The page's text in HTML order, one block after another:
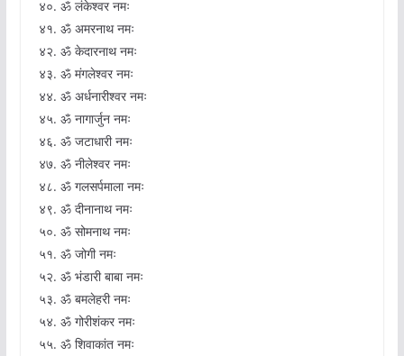
४०. ॐ लंकेश्वर नमः
४१. ॐ अमरनाथ नमः
४२. ॐ केदारनाथ नमः
४३. ॐ मंगलेश्वर नमः
४४. ॐ अर्धनारीश्वर नमः
४५. ॐ नागार्जुन नमः
४६. ॐ जटाधारी नमः
४७. ॐ नीलेश्वर नमः
४८. ॐ गलसर्पमाला नमः
४९. ॐ दीनानाथ नमः
५०. ॐ सोमनाथ नमः
५१. ॐ जोगी नमः
५२. ॐ भंडारी बाबा नमः
५३. ॐ बमलेहरी नमः
५४. ॐ गोरीशंकर नमः
५५. ॐ शिवाकांत नमः